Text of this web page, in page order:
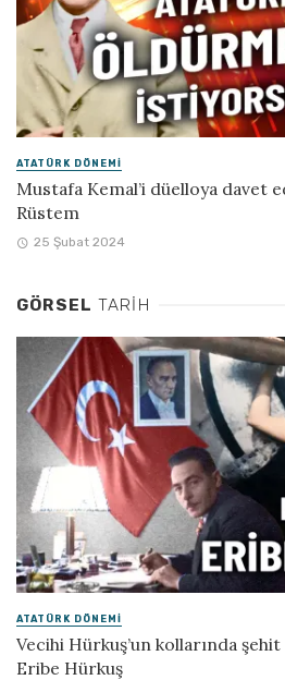
ATATÜRK DÖNEMI
Mustafa Kemal’i düelloya davet
Rüstem
25 Şubat 2024
GÖRSEL TARIH
ATATÜRK DÖNEMI
Vecihi Hürkuş’un kollarında şehit
Eribe Hürkuş